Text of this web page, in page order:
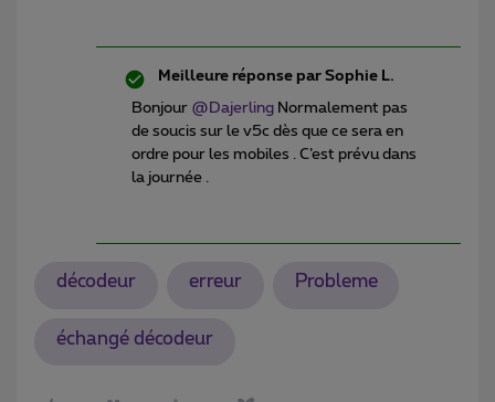
Meilleure réponse par Sophie L.
Bonjour ​ @Dajerling Normalement pas
de soucis sur le v5c dès que ce sera en
ordre pour les mobiles . C’est prévu dans
la journée .
décodeur erreur Probleme
échangé décodeur